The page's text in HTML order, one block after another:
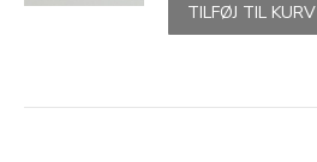
TILFØJ TIL KURV